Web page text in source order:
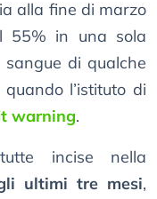
alla fine di marzo
55% in una sola
sangue di qualche
l’istituto di
warning.
incise nella
ultimi tre mesi,